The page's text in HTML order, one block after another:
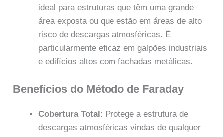
ideal para estruturas que têm uma grande
área exposta ou que estão em áreas de alto
risco de descargas atmosféricas. É
particularmente eficaz em galpões industriais
e edifícios altos com fachadas metálicas.
Benefícios do Método de Faraday
Cobertura Total: Protege a estrutura de
descargas atmosféricas vindas de qualquer